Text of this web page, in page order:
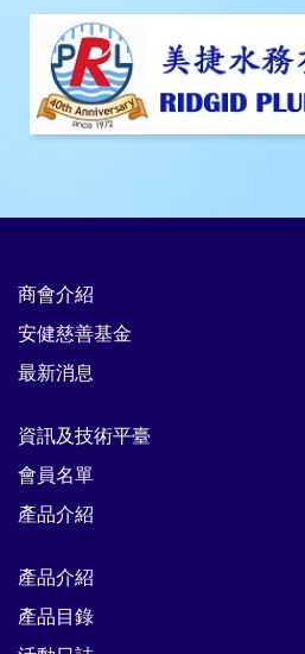
商會介紹
安健慈善基金
最新消息
資訊及技術平臺
會員名單
產品介紹
產品介紹
產品目錄